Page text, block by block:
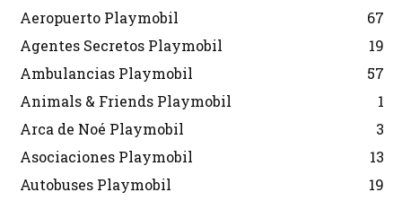
Aeropuerto Playmobil
67
Agentes Secretos Playmobil
19
Ambulancias Playmobil
57
Animals & Friends Playmobil
1
Arca de Noé Playmobil
3
Asociaciones Playmobil
13
Autobuses Playmobil
19